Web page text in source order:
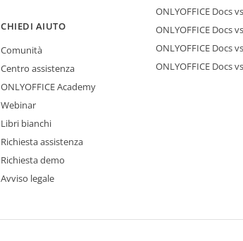
CHIEDI AIUTO
Comunità
Centro assistenza
ONLYOFFICE Academy
Webinar
Libri bianchi
Richiesta assistenza
Richiesta demo
Avviso legale
ONLYOFFICE Docs
ONLYOFFICE Docs
ONLYOFFICE Docs
ONLYOFFICE Docs